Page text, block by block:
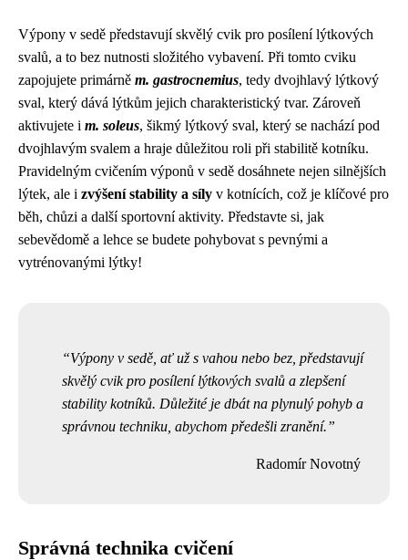
Výpony v sedě představují skvělý cvik pro posílení lýtkových
svalů, a to bez nutnosti složitého vybavení. Při tomto cviku
zapojujete primárně m. gastrocnemius, tedy dvojhlavý lýtkový
sval, který dává lýtkům jejich charakteristický tvar. Zároveň
aktivujete i m. soleus, šikmý lýtkový sval, který se nachází pod
dvojhlavým svalem a hraje důležitou roli při stabilitě kotníku.
Pravidelným cvičením výponů v sedě dosáhnete nejen silnějších
lýtek, ale i zvýšení stability a síly v kotnících, což je klíčové pro
běh, chůzi a další sportovní aktivity. Představte si, jak
sebevědomě a lehce se budete pohybovat s pevnými a
vytrénovanými lýtky!
Výpony v sedě, ať už s vahou nebo bez, představují
skvělý cvik pro posílení lýtkových svalů a zlepšení
stability kotníků. Důležité je dbát na plynulý pohyb a
správnou techniku, abychom předešli zranění.
Radomír Novotný
Správná technika cvičení